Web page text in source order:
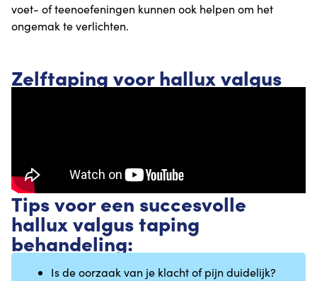
voet- of teenoefeningen kunnen ook helpen om het
ongemak te verlichten.
Zelftaping voor hallux valgus
Tips voor een succesvolle
hallux valgus taping
behandeling:
Is de oorzaak van je klacht of pijn duidelijk?